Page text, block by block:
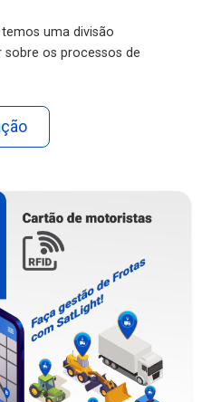
uma divisão
sobre os processos de